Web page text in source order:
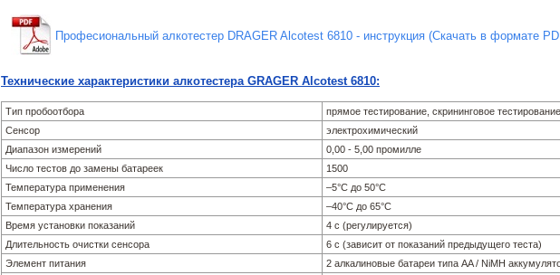
Професиональный алкотестер DRAGER Alcotest 6810 - инструкция (Скачать в формате
Технические характеристики алкотестера GRAGER Alcotest 6810:
Тип пробоотбора
прямое тестирование, скрининговое тестирование
Сенсор
электрохимический
Диапазон измерений
0,00 - 5,00 промилле
Число тестов до замены батареек
1500
Температура применения
–5°С до 50°С
Температура хранения
–40°С до 65°С
Время установки показаний
4 с (регулируется)
Длительность очистки сенсора
6 с (зависит от показаний предыдущего теста)
Элемент питания
2 алкалиновые батареи типа AA / NiMH